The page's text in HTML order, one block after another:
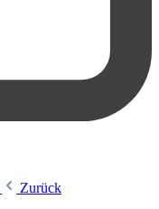
Zurück